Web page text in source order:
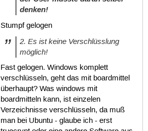
denken!
Stumpf gelogen
2. Es ist keine Verschlüsslung
möglich!
Fast gelogen. Windows komplett
verschlüsseln, geht das mit boardmittel
überhaupt? Was windows mit
boardmitteln kann, ist einzelen
Verzeichnisse verschlüsseln, da muß
man bei Ubuntu - glaube ich - erst